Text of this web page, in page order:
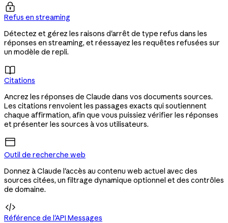

Refus en streaming
Détectez et gérez les raisons d'arrêt de type refus dans les
réponses en streaming, et réessayez les requêtes refusées sur
un modèle de repli.

Citations
Ancrez les réponses de Claude dans vos documents sources.
Les citations renvoient les passages exacts qui soutiennent
chaque affirmation, afin que vous puissiez vérifier les réponses
et présenter les sources à vos utilisateurs.
Outil de recherche web
Donnez à Claude l'accès au contenu web actuel avec des
sources citées, un filtrage dynamique optionnel et des contrôles
de domaine.

Référence de l'API Messages